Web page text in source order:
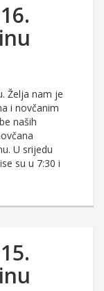
Želja nam je
i novčanim
naših
U srijedu
su u 7:30 i